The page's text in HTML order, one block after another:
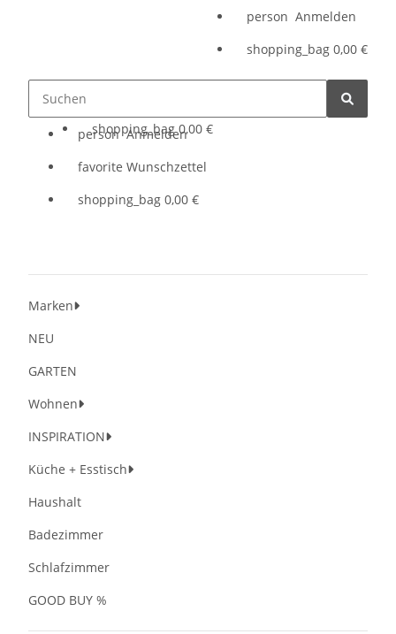
person Anmelden
shopping_bag 0,00 €
shopping_bag 0,00 €
person Anmelden
favorite Wunschzettel
shopping_bag 0,00 €
Marken
NEU
GARTEN
Wohnen
INSPIRATION
Küche + Esstisch
Haushalt
Badezimmer
Schlafzimmer
GOOD BUY %